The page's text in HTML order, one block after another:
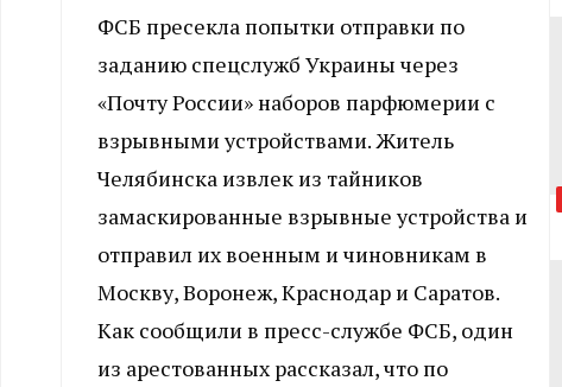
ФСБ пресекла попытки отправки по
заданию спецслужб Украины через
«Почту России» наборов парфюмерии с
взрывными устройствами. Житель
Челябинска извлек из тайников
замаскированные взрывные устройства и
отправил их военным и чиновникам в
Москву, Воронеж, Краснодар и Саратов.
Как сообщили в пресс-службе ФСБ, один
из арестованных рассказал, что по